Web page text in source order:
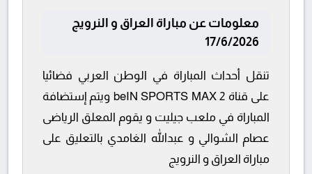
معلومات عن مباراة العراق و النرويج
17/6/2026
تنقل أحداث المباراة في الوطن العربي فضائيا
على قناة beIN SPORTS MAX 2 ويتم إستضافة
المباراة في ملعب جيليت و يقوم المعلق الرياضى
عصام الشوالي و عبدالله الغامدي بالتعليق على
مباراة العراق و النرويج